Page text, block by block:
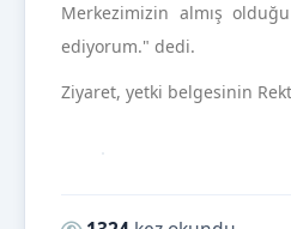
Merkezimizin almış
ediyorum." dedi.
Ziyaret, yetki belgesinin